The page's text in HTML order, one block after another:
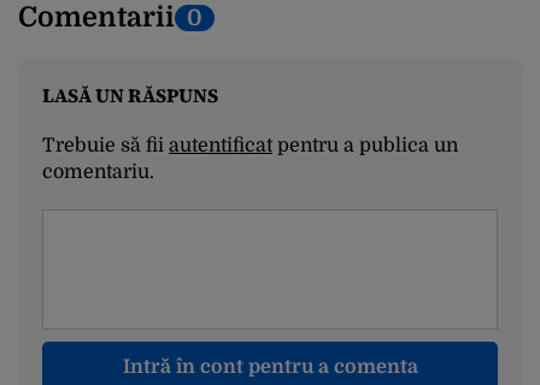
Comentarii 0
LASĂ UN RĂSPUNS
Trebuie să fii autentificatpentru a publica un
comentariu.
Intră în cont pentru a comenta